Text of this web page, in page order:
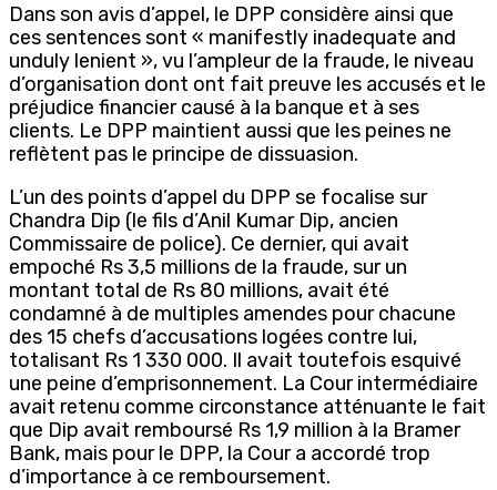
Dans son avis d’appel, le DPP considère ainsi que
ces sentences sont « manifestly inadequate and
unduly lenient », vu l’ampleur de la fraude, le niveau
d’organisation dont ont fait preuve les accusés et le
préjudice financier causé à la banque et à ses
clients. Le DPP maintient aussi que les peines ne
reflètent pas le principe de dissuasion.
L’un des points d’appel du DPP se focalise sur
Chandra Dip (le fils d’Anil Kumar Dip, ancien
Commissaire de police). Ce dernier, qui avait
empoché Rs 3,5 millions de la fraude, sur un
montant total de Rs 80 millions, avait été
condamné à de multiples amendes pour chacune
des 15 chefs d’accusations logées contre lui,
totalisant Rs 1 330 000. Il avait toutefois esquivé
une peine d’emprisonnement. La Cour intermédiaire
avait retenu comme circonstance atténuante le fait
que Dip avait remboursé Rs 1,9 million à la Bramer
Bank, mais pour le DPP, la Cour a accordé trop
d’importance à ce remboursement.